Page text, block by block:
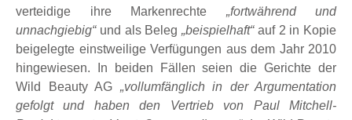
verteidige ihre Markenrechte „fortwährend und
unnachgiebig“und als Beleg „beispielhaft“auf 2 in Kopie
beigelegte einstweilige Verfügungen aus dem Jahr 2010
hingewiesen. In beiden Fällen seien die Gerichte der
Wild Beauty AG „vollumfänglich in der Argumentation
gefolgt und haben den Vertrieb von Paul Mitchell-